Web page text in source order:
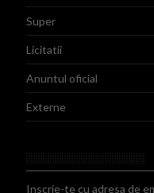
Super
Licitatii
Anuntul oficial
Externe
Inscrie-te cu adresa de